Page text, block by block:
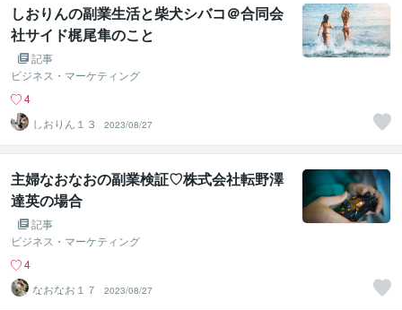
しおりんの副業生活と柴犬シバコ＠合同会
社サイド梶尾隼のこと
記事
ビジネス・マーケティング
4
しおりん１３
2023/08/27
主婦なおなおの副業検証♡株式会社転野澤
達英の場合
記事
ビジネス・マーケティング
4
なおなお１７
2023/08/27